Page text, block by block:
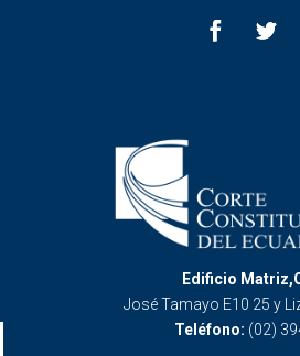
Edificio
José Tamayo E10 25 y
Teléfono: (02)